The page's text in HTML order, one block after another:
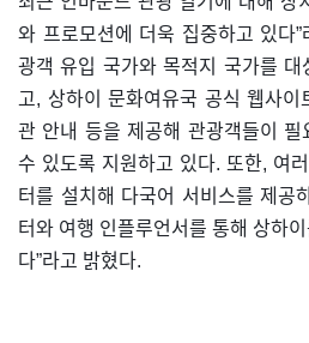
와 프로모션에 더욱 집중하고 있다
광객 유입 국가와 목적지 국가를
고, 상하이 문화여유국 공식 웹사이
관 안내 등을 제공해 관광객들이 필
수 있도록 지원하고 있다. 또한, 여
터를 설치해 다국어 서비스를 제공
터와 여행 인플루언서를 통해 상하
다”라고 밝혔다.